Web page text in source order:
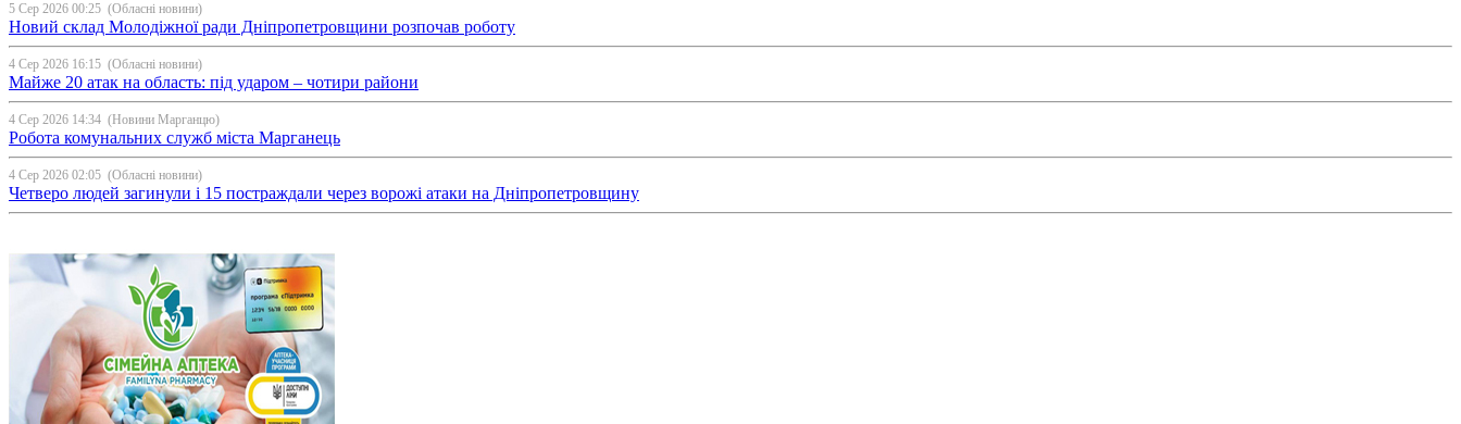
5 Сер 2026 00:25 (Обласні новини)
Новий склад Молодіжної ради Дніпропетровщини розпочав роботу
4 Сер 2026 16:15 (Обласні новини)
Майже 20 атак на область: під ударом – чотири райони
4 Сер 2026 14:34 (Новини Марганцю)
Робота комунальних служб міста Марганець
4 Сер 2026 02:05 (Обласні новини)
Четверо людей загинули і 15 постраждали через ворожі атаки на Дніпропетровщину